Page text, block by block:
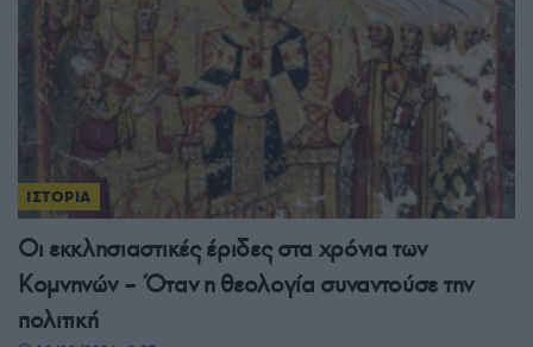
ΙΣΤΟΡΙΑ
Οι εκκλησιαστικές έριδες στα χρόνια των
Κομνηνών – Όταν η θεολογία συναντούσε την
πολιτική